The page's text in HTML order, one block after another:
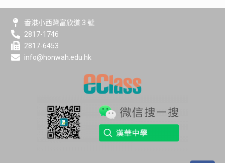
香港小西灣富欣道 3 號
2817-1746
2817-6453
info@honwah.edu.hk